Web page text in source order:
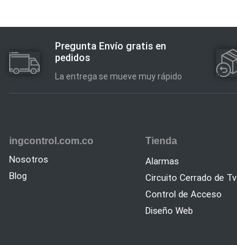
Pregunta Envío gratis en
pedidos
La entrega se mueve muy rápido
ingcontrol.com.co
Nosotros
Blog
Tienda
Alarmas
Circuito Cerrado de Tv
Control de Acceso
Diseño Web